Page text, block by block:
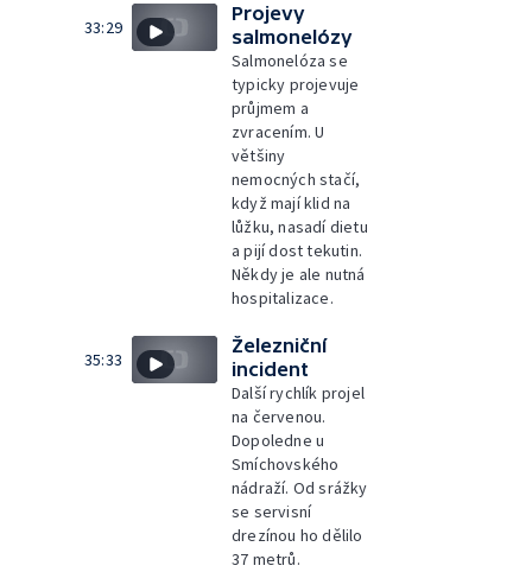
33:29
Projevy
salmonelózy
Salmonelóza se
typicky projevuje
průjmem a
zvracením. U
většiny
nemocných stačí,
když mají klid na
lůžku, nasadí dietu
a pijí dost tekutin.
Někdy je ale nutná
hospitalizace.
35:33
Železniční
incident
Další rychlík projel
na červenou.
Dopoledne u
Smíchovského
nádraží. Od srážky
se servisní
drezínou ho dělilo
37 metrů.